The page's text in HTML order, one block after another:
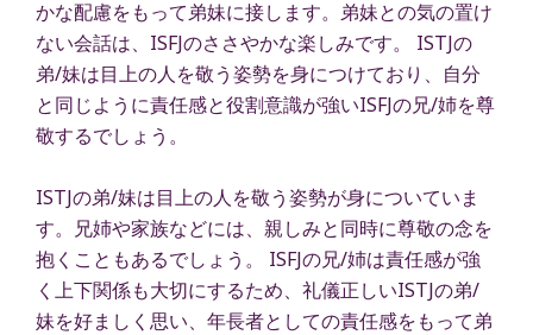
かな配慮をもって弟妹に接します。弟妹との気の置け
ない会話は、ISFJのささやかな楽しみです。 ISTJの
弟/妹は目上の人を敬う姿勢を身につけており、自分
と同じように責任感と役割意識が強いISFJの兄/姉を尊
敬するでしょう。
ISTJの弟/妹は目上の人を敬う姿勢が身についていま
す。兄姉や家族などには、親しみと同時に尊敬の念を
抱くこともあるでしょう。 ISFJの兄/姉は責任感が強
く上下関係も大切にするため、礼儀正しいISTJの弟/
妹を好ましく思い、年長者としての責任感をもって弟